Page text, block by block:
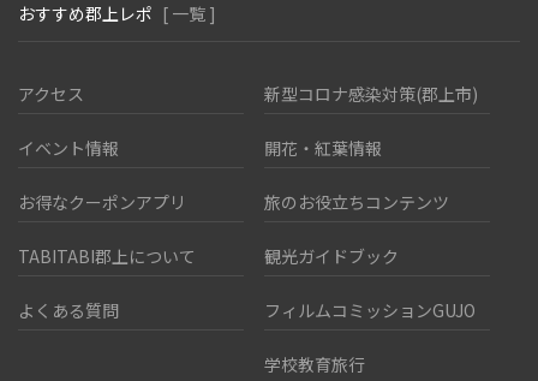
おすすめ郡上レポ [ 一覧 ]
アクセス 新型コロナ感染対策(郡上市)
イベント情報 開花・紅葉情報
お得なクーポンアプリ 旅のお役立ちコンテンツ
TABITABI郡上について 観光ガイドブック
よくある質問 フィルムコミッションGUJO
学校教育旅行